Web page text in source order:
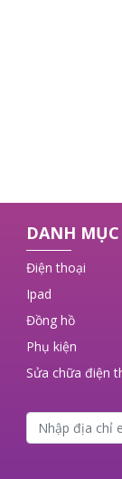
DANH
Điện thoại
Ipad
Đồng hồ
Phụ kiện
Sửa chữa điện